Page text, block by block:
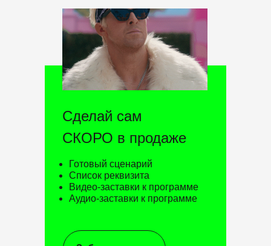
Сделай сам
Готовый сценарий
Список реквизита
Видео-заставки к программе
Аудио-заставки к программе
СКОРО в продаже